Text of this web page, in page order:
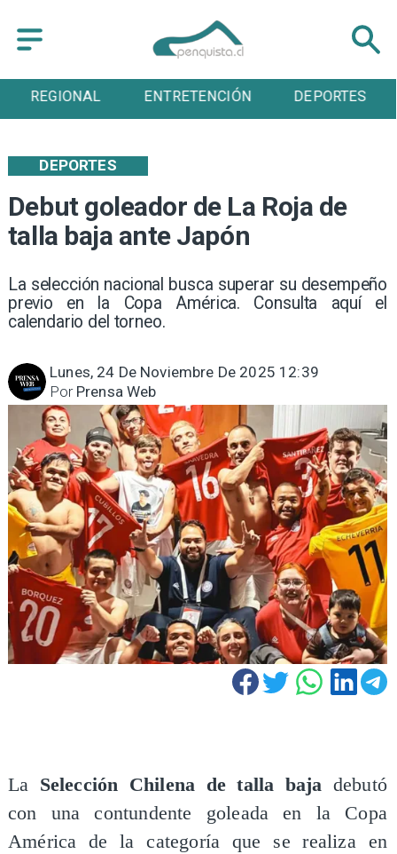
ENTRETENCIÓN DEPORTES CULTURA
Debut goleador de La Roja de
talla baja ante Japón
La selección nacional busca superar su desempeño
previo en la Copa América. Consulta aquí el
calendario del torneo.
DEPORTES
Lunes, 24 De Noviembre De 2025 12:39
Prensa Web
Por
La Selección Chilena de talla baja debutó
con una contundente goleada en la Copa
América de la categoría que se realiza en